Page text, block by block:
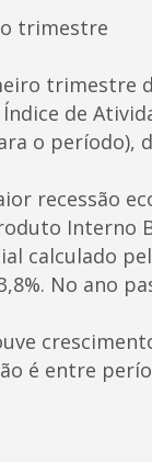
trimestre
trimestre
de
o período),
recessão
Interno
calculado
No ano
é entre